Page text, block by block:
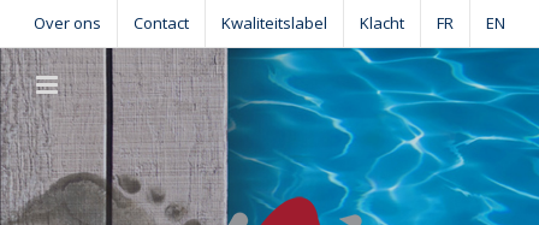
content
Over ons Contact Kwaliteitslabel Klacht FR EN